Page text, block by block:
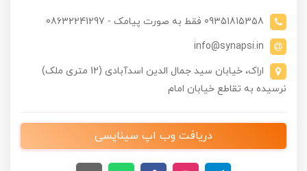
09351815358 فقط به صورت پیامک - 08632241297
info@synapsi.in
اراک، خیابان سید جمال الدین اسدآبادی (12 متری ملک)
نرسیده به تقاطع خیابان امام
دریافت وب اپ سیناپسی